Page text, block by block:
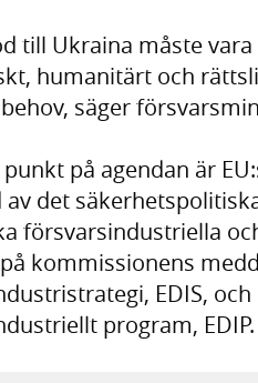
till Ukraina måste
humanitärt och
säger
punkt på agendan är
av det
försvarsindustriella
kommissionens
EDIS,
program, EDIP.